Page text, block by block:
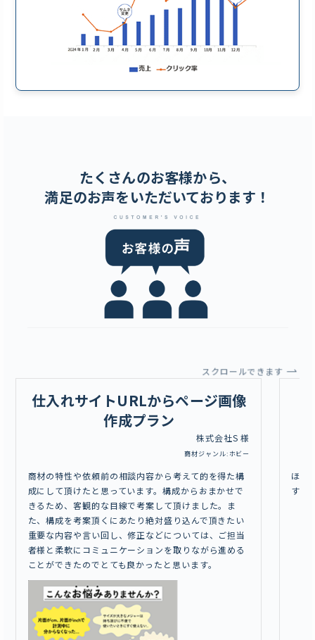
たくさんのお客様から、
満足のお声をいただいております！
スクロールできます
仕入れサイトURLからページ画像
作成プラン
株式会社S 様
商材ジャンル:ホビー
商材の特性や依頼前の相談内容から考えて的を得た構
成にして頂けたと思っています。構成からおまかせで
きるため、客観的な目線で考案して頂けました。ま
た、構成を考案頂くにあたり絶対盛り込んで頂きたい
重要な内容や言い回し、修正などについては、ご担当
者様と柔軟にコミュニケーションを取りながら進める
ことができたのでとても良かったと思います。
ほぼ
す。